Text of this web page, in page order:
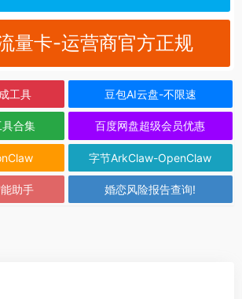
量卡-运营商官方正规
工具 豆包AI云盘-不限速
合集 百度网盘超级会员优惠
字节ArkClaw-OpenClaw
助手 婚恋风险报告查询!